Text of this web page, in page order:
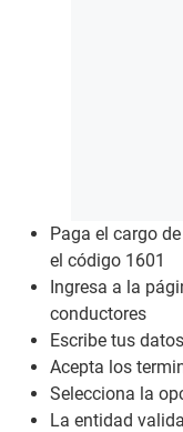
Paga el cargo
el código 1601
Ingresa a la
conductores
Escribe tus datos
Acepta los
Selecciona la
La entidad